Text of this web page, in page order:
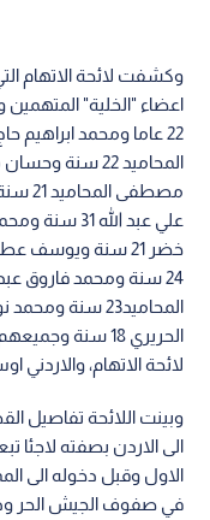
وكشفت لائحة الاتهام
اعضاء "الخلية"
الحريري 18
لائحة الاتهام، والاردني
وبينت اللائحة تفاصيل
الى الاردن بصفته لاجئا
الاول وقبل دخوله الى